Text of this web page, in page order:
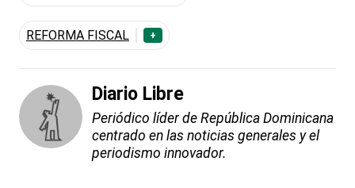
REFORMA FISCAL +
Diario Libre
Periódico líder de República Dominicana
centrado en las noticias generales y el
periodismo innovador.